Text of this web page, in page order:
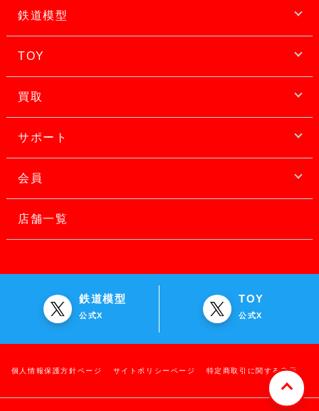
鉄道模型
TOY
買取
サポート
会員
店舗一覧
鉄道模型
公式X
TOY
公式X
個人情報保護方針ページ サイトポリシーページ 特定商取引に関する表示